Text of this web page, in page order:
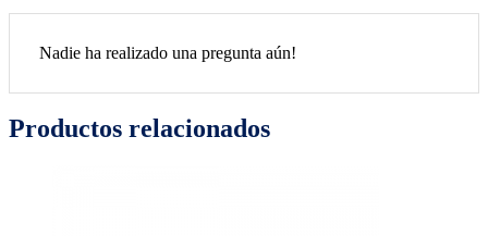
Nadie ha realizado una pregunta aún!
Productos relacionados